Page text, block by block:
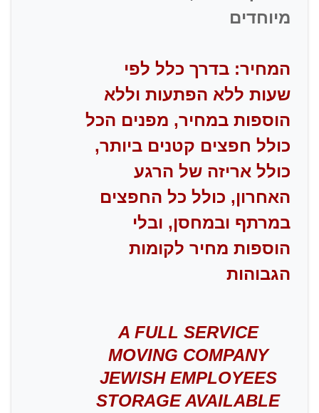
מיוחדים
המחיר: בדרך כלל לפי
שעות ללא הפתעות וללא
הוספות במחיר, מפנים הכל
כולל חפצים קטנים ביותר,
כולל אריזה של הרגע
האחרון, כולל כל החפצים
במרתף ובמחסן, ובלי
הוספות מחיר לקומות
הגבוהות
A FULL SERVICE
MOVING COMPANY
JEWISH EMPLOYEES
STORAGE AVAILABLE